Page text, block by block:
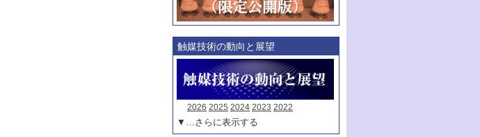
触媒技術の動向と展望
2026 2025 2024 2023 2022
▼…さらに表示する